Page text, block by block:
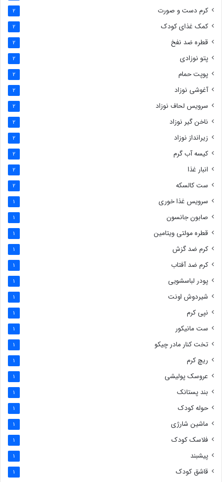
کرم دست و صورت
2
کمک غذای کودک 2
قطره ضد نفخ 2
پتو نوزادی 2
پوپت حمام 2
آغوشی نوزاد 2
سرویس لحاف نوزاد 2
ناخن گیر نوزاد 2
زیرانداز نوزاد 2
کیسه آب گرم 2
انبار غذا 2
ست کالسکه 2
سرویس غذا خوری 1
صابون جانسون 1
قطره مولتی ویتامین 1
کرم ضد گزش 1
کرم ضد آفتاب 1
پودر لباسشویی 1
شیردوش اونت 1
نپی کرم 1
ست مانیکور 1
تخت کنار مادر چیکو 1
ریچ کرم 1
عروسک پولیشی 1
بند پستانک 1
حوله کودک 1
ماشین شارژی 1
فلاسک کودک 1
پیشبند 1
قاشق کودک 1